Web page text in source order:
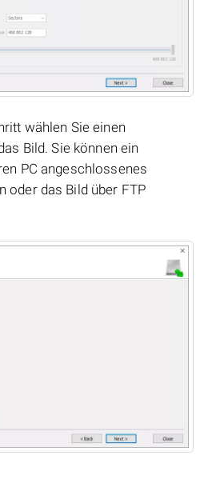
wählen Sie einen
Bild. Sie können ein
PC angeschlossenes
oder das Bild über FTP